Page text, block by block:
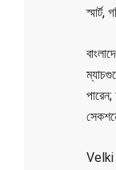
Velki